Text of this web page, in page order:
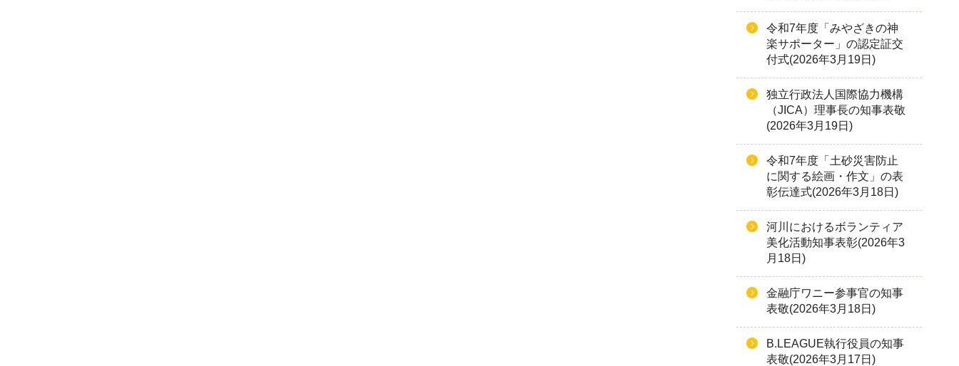
令和7年度「みやざきの神
楽サポーター」の認定証交
付式(2026年3月19日)
独立行政法人国際協力機構
（JICA）理事長の知事表敬
(2026年3月19日)
令和7年度「土砂災害防止
に関する絵画・作文」の表
彰伝達式(2026年3月18日)
河川におけるボランティア
美化活動知事表彰(2026年3
月18日)
金融庁ワニー参事官の知事
表敬(2026年3月18日)
B.LEAGUE執行役員の知事
表敬(2026年3月17日)